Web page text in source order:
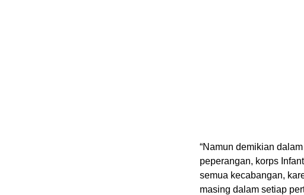
“Namun demikian
peperangan, korps
semua kecabangan,
masing dalam setiap